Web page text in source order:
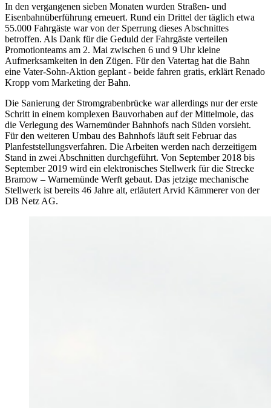
In den vergangenen sieben Monaten wurden Straßen- und
Eisenbahnüberführung erneuert. Rund ein Drittel der täglich etwa
55.000 Fahrgäste war von der Sperrung dieses Abschnittes
betroffen. Als Dank für die Geduld der Fahrgäste verteilen
Promotionteams am 2. Mai zwischen 6 und 9 Uhr kleine
Aufmerksamkeiten in den Zügen. Für den Vatertag hat die Bahn
eine Vater-Sohn-Aktion geplant - beide fahren gratis, erklärt Renado
Kropp vom Marketing der Bahn.
Die Sanierung der Stromgrabenbrücke war allerdings nur der erste
Schritt in einem komplexen Bauvorhaben auf der Mittelmole, das
die Verlegung des Warnemünder Bahnhofs nach Süden vorsieht.
Für den weiteren Umbau des Bahnhofs läuft seit Februar das
Planfeststellungsverfahren. Die Arbeiten werden nach derzeitigem
Stand in zwei Abschnitten durchgeführt. Von September 2018 bis
September 2019 wird ein elektronisches Stellwerk für die Strecke
Bramow – Warnemünde Werft gebaut. Das jetzige mechanische
Stellwerk ist bereits 46 Jahre alt, erläutert Arvid Kämmerer von der
DB Netz AG.